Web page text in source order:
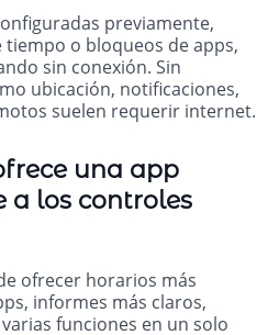
previamente,
o bloqueos de apps,
sin conexión. Sin
ubicación, notificaciones,
suelen requerir internet.
una app
a los controles
ofrecer horarios más
informes más claros,
funciones en un solo